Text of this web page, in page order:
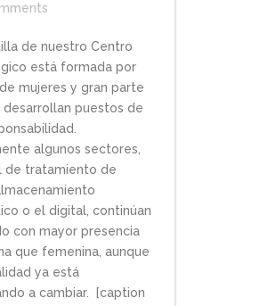
de nuestro Centro
está formada por
mujeres y gran parte
desarrollan puestos de
algunos sectores,
de tratamiento de
o el digital, continúan
con mayor presencia
que femenina, aunque
ya está
a cambiar. [caption